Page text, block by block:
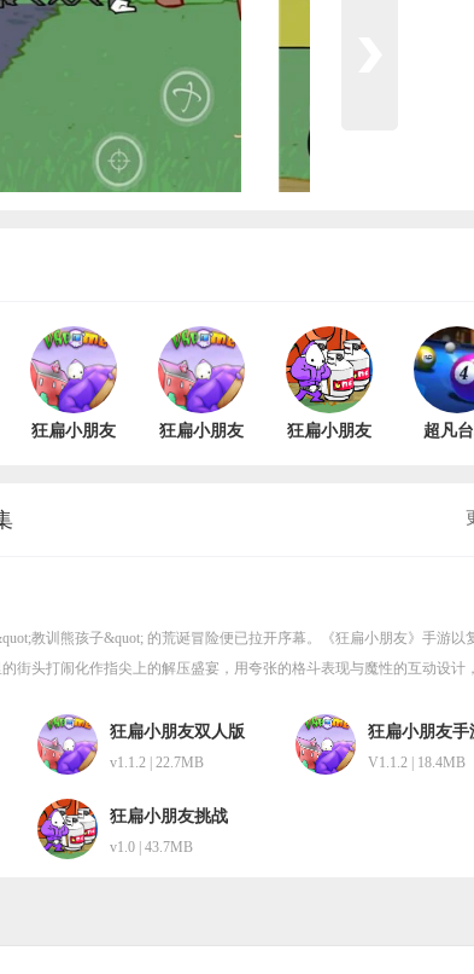
狂扁小朋友
狂扁小朋友
狂扁小朋友
超凡
教训熊孩子&quot; 的荒诞冒险便已拉开序幕。《狂扁小朋友》手游以
街头打闹化作指尖上的解压盛宴，用夸张的格斗表现与魔性的互动设计
狂扁小朋友双人版
v1.1.2 | 22.7MB
狂扁小朋友手
V1.1.2 | 18.4MB
狂扁小朋友挑战
v1.0 | 43.7MB